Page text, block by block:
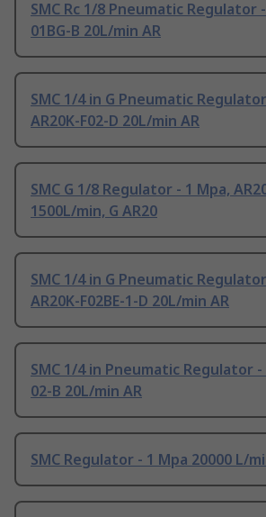
SMC Rc 1/8 Pneumatic Regulator
01BG-B 20L/min AR
SMC 1/4 in G Pneumatic
AR20K-F02-D 20L/min AR
SMC G 1/8 Regulator - 1 Mpa,
1500L/min, G AR20
SMC 1/4 in G Pneumatic
AR20K-F02BE-1-D 20L/min AR
SMC 1/4 in Pneumatic Regulator -
02-B 20L/min AR
SMC Regulator - 1 Mpa 20000 L/